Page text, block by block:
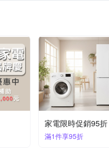
家電限時促銷95折
滿1件享95折